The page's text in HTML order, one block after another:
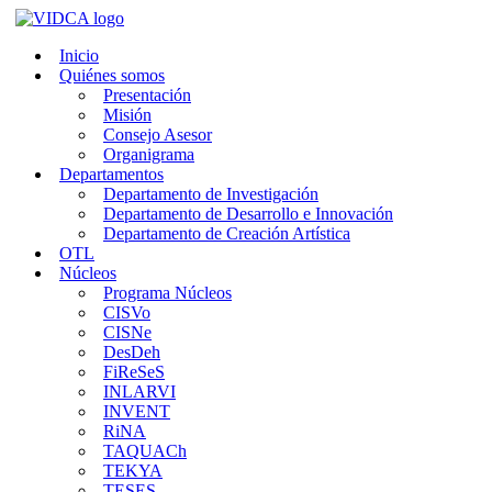
Saltar
contenidoInicio
Quiénes somos
Presentación
Misión
Consejo Asesor
Organigrama
Departamentos
Departamento de Investigación
Departamento de Desarrollo e Innovación
Departamento de Creación Artística
OTL
Núcleos
Programa Núcleos
CISVo
CISNe
DesDeh
FiReSeS
INLARVI
INVENT
RiNA
TAQUACh
TEKYA